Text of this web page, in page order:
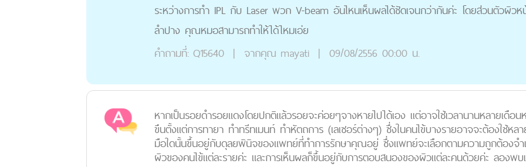
ระหว่างการทำ IPL กับ Laser พวก V-beam อันไหนเห็นผลได้ชัดเจนกว่ากันค่ะ โดยส่วนตัวผิวห
ลำปาง คุณหมอสามารถทำให้ได้ไหมเอ่ย
คำถามที่: Q15640 | จากคุณ mayati | 09/08/2556 00:00 น.
หากเป็นรอยดำรอยแดงโดยปกติแล้วรอยจะค่อยๆจางหายไปได้เอง แต่อาจใช้เวลานานหลายเดือ
ขึนตั้งแต่การทายา ทำทรีทเมนท์ ทำหัตถการ (เลเซอร์ต่างๆ) ซึ่งในคนไข้บางรายอาจจะต้องใช้ห
มือใดนั้นขึ้นอยู่กับดุลยพินิจของแพทย์ที่ทำการรักษาคุณอยู่ ซึ่งแพทย์จะเลือกตามความถูกต้องจำ
ผิวของคนไข้แต่ละรายค่ะ และการเห็นผลก็ขึ้นอยู่กับการตอบสนองของผิวแต่ละคนด้วยค่ะ ลองพ